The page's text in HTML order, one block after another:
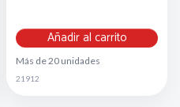
Añadir al carrito
Más de 20 unidades
21912